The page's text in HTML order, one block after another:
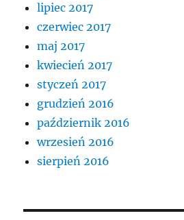
lipiec 2017
czerwiec 2017
maj 2017
kwiecień 2017
styczeń 2017
grudzień 2016
październik 2016
wrzesień 2016
sierpień 2016